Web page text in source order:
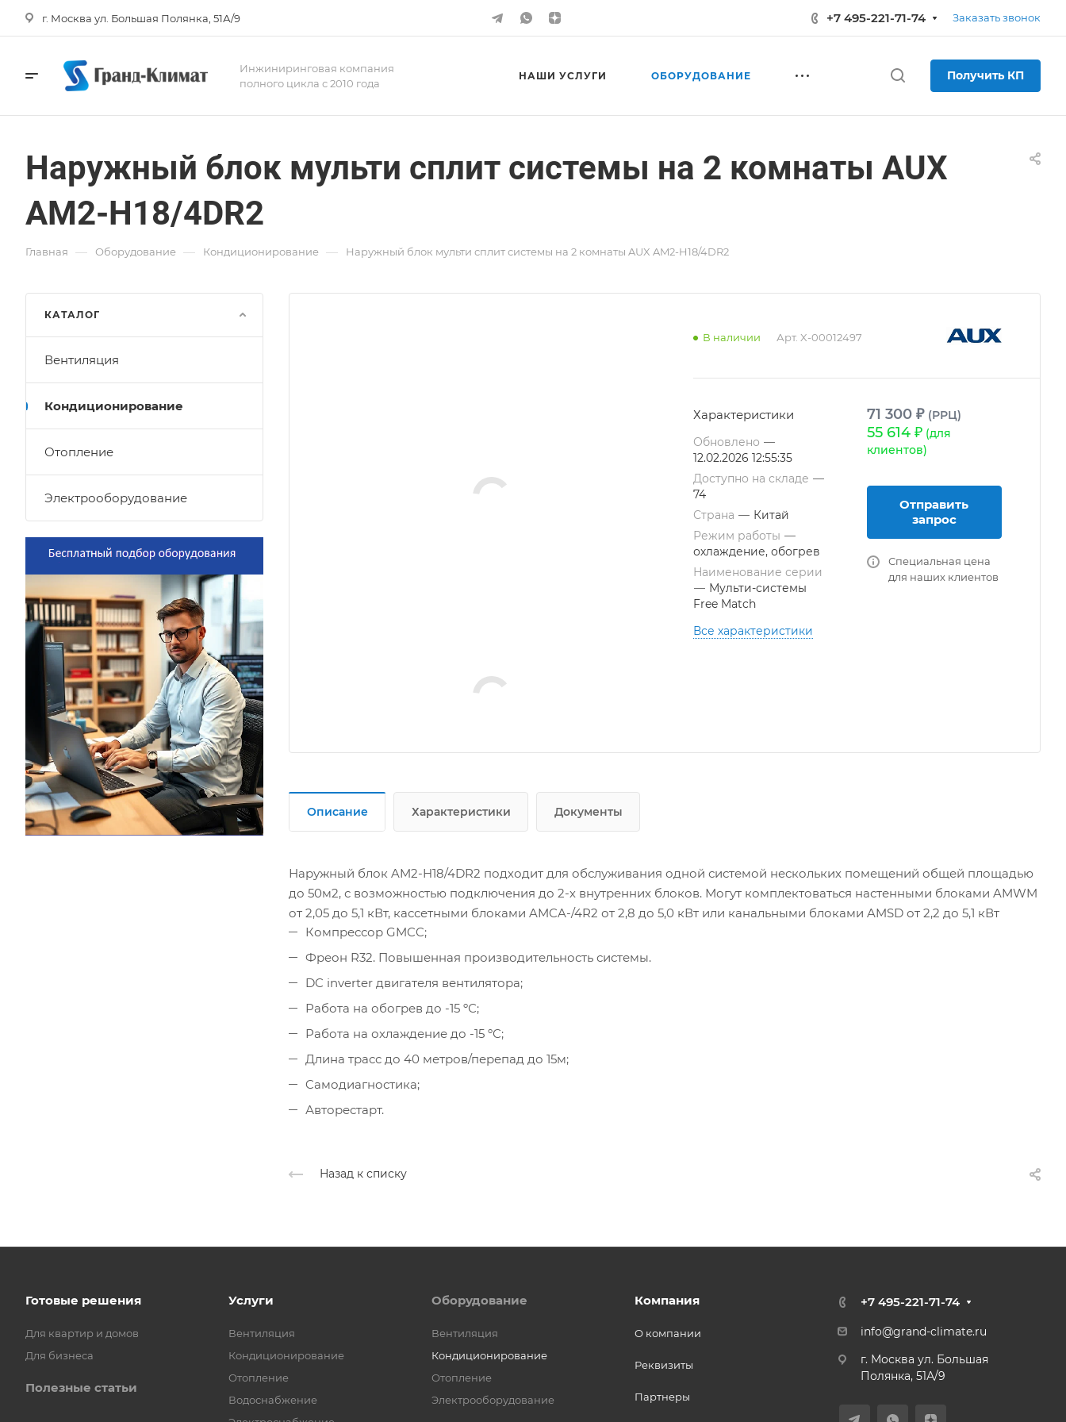
г. Москва ул. Большая Полянка, 51А/9 +7 495-221-71-74 Заказать звонок
Инжиниринговая компания
полного цикла с 2010 года
НАШИ УСЛУГИ ОБОРУДОВАНИЕ Получить КП
Наружный блок мульти сплит системы на 2 комнаты AUX
AM2-H18/4DR2
Главная — Оборудование — Кондиционирование — Наружный блок мульти сплит системы на 2 комнаты AUX AM2-H18/4DR2
В наличии Арт. X-00012497
Характеристики
Обновлено —
12.02.2026 12:55:35
Доступно на складе —
74
Страна — Китай
Режим работы —
охлаждение, обогрев
Наименование серии
— Мульти-системы
Free Match
Все характеристики
71 300 ₽ (РРЦ)
55 614 ₽(для
клиентов)
Отправить
запрос
Специальная цена
для наших клиентов
Описание Характеристики Документы
Наружный блок AM2-H18/4DR2 подходит для обслуживания одной системой нескольких помещений общей площадью
до 50м2, с возможностью подключения до 2-х внутренних блоков. Могут комплектоваться настенными блоками AMWM
от 2,05 до 5,1 кВт, кассетными блоками AMCA-/4R2 от 2,8 до 5,0 кВт или канальными блоками AMSD от 2,2 до 5,1 кВт
Компрессор GMCC;
Фреон R32. Повышенная производительность системы.
DC inverter двигателя вентилятора;
Работа на обогрев до -15 ºС;
Работа на охлаждение до -15 ºС;
Длина трасс до 40 метров/перепад до 15м;
Cамодиагностика;
Авторестарт.
Назад к списку
КАТАЛОГ
Вентиляция
Кондиционирование
Отопление
Электрооборудование
Готовые решения
Для квартир и домов
Для бизнеса
Полезные статьи
Услуги
Вентиляция
Кондиционирование
Отопление
Водоснабжение
Оборудование
Вентиляция
Кондиционирование
Отопление
Электрооборудование
Компания
О компании
Реквизиты
Партнеры
+7 495-221-71-74
info@grand-climate.ru
г. Москва ул. Большая
Полянка, 51А/9